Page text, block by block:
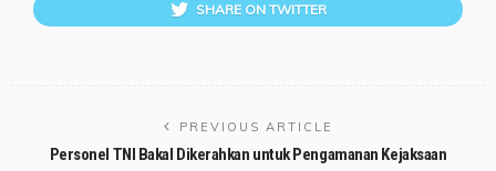
SHARE ON TWITTER
PREVIOUS ARTICLE
Personel TNI Bakal Dikerahkan untuk Pengamanan Kejaksaan